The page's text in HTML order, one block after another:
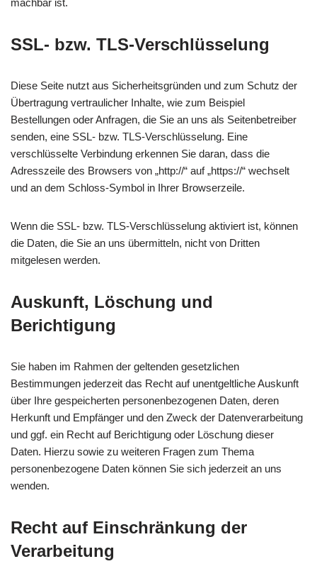
machbar ist.
SSL- bzw. TLS-Verschlüsselung
Diese Seite nutzt aus Sicherheitsgründen und zum Schutz der
Übertragung vertraulicher Inhalte, wie zum Beispiel
Bestellungen oder Anfragen, die Sie an uns als Seitenbetreiber
senden, eine SSL- bzw. TLS-Verschlüsselung. Eine
verschlüsselte Verbindung erkennen Sie daran, dass die
Adresszeile des Browsers von „http://“ auf „https://“ wechselt
und an dem Schloss-Symbol in Ihrer Browserzeile.
Wenn die SSL- bzw. TLS-Verschlüsselung aktiviert ist, können
die Daten, die Sie an uns übermitteln, nicht von Dritten
mitgelesen werden.
Auskunft, Löschung und
Berichtigung
Sie haben im Rahmen der geltenden gesetzlichen
Bestimmungen jederzeit das Recht auf unentgeltliche Auskunft
über Ihre gespeicherten personenbezogenen Daten, deren
Herkunft und Empfänger und den Zweck der Datenverarbeitung
und ggf. ein Recht auf Berichtigung oder Löschung dieser
Daten. Hierzu sowie zu weiteren Fragen zum Thema
personenbezogene Daten können Sie sich jederzeit an uns
wenden.
Recht auf Einschränkung der
Verarbeitung